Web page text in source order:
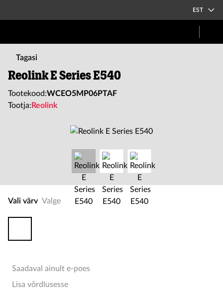
EST
Tagasi
Reolink E Series E540
Tootekood:WCEO5MP06PTAF
Tootja: Reolink
Vali värv Valge
Saadaval ainult e-poes
Lisa võrdlusesse